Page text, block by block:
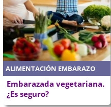
ALIMENTACIÓN EMBARAZO
Embarazada vegetariana.
¿Es seguro?